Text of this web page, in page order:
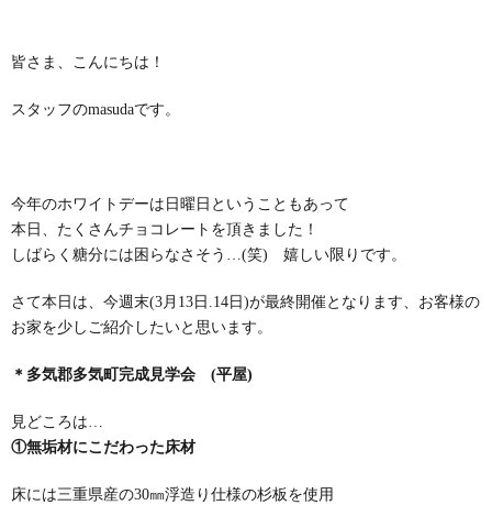
皆さま、こんにちは！
スタッフのmasudaです。
今年のホワイトデーは日曜日ということもあって
本日、たくさんチョコレートを頂きました！
しばらく糖分には困らなさそう…(笑) 嬉しい限りです。
さて本日は、今週末(3月13日.14日)が最終開催となります、お客様の
お家を少しご紹介したいと思います。
＊多気郡多気町完成見学会 (平屋)
見どころは…
①無垢材にこだわった床材
床には三重県産の30㎜浮造り仕様の杉板を使用